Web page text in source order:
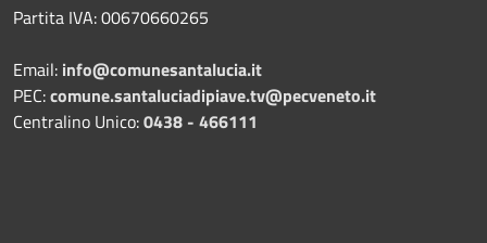
Partita IVA: 00670660265
Email: info@comunesantalucia.it
PEC:comune.santaluciadipiave.tv@pecveneto.it
Centralino Unico:0438 - 466111